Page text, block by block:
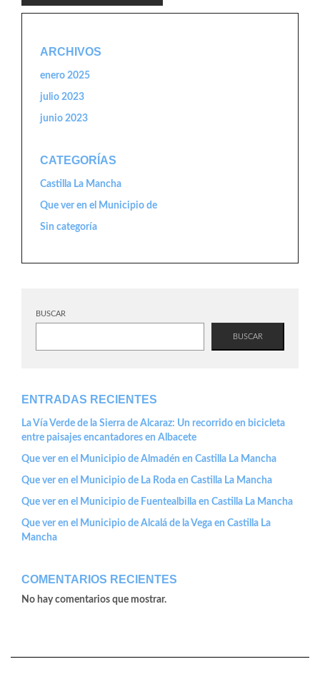
ARCHIVOS
enero 2025
julio 2023
junio 2023
CATEGORÍAS
Castilla La Mancha
Que ver en el Municipio de
Sin categoría
BUSCAR
BUSCAR
ENTRADAS RECIENTES
La Vía Verde de la Sierra de Alcaraz: Un recorrido en bicicleta
entre paisajes encantadores en Albacete
Que ver en el Municipio de Almadén en Castilla La Mancha
Que ver en el Municipio de La Roda en Castilla La Mancha
Que ver en el Municipio de Fuentealbilla en Castilla La Mancha
Que ver en el Municipio de Alcalá de la Vega en Castilla La
Mancha
COMENTARIOS RECIENTES
No hay comentarios que mostrar.